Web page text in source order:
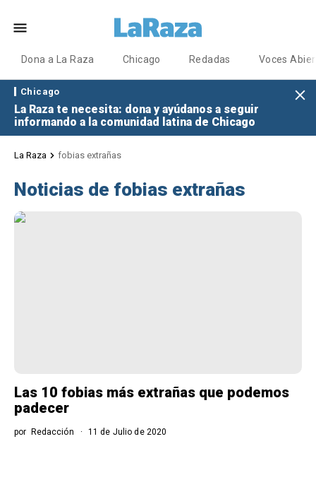
Dona a La Raza Chicago Redadas Voces
Chicago
La Raza te necesita: dona y ayúdanos a seguir
informando a la comunidad latina de Chicago
La Raza fobias extrañas
Noticias de fobias extrañas
Las 10 fobias más extrañas que podemos
padecer
por Redacción 11 de Julio de 2020